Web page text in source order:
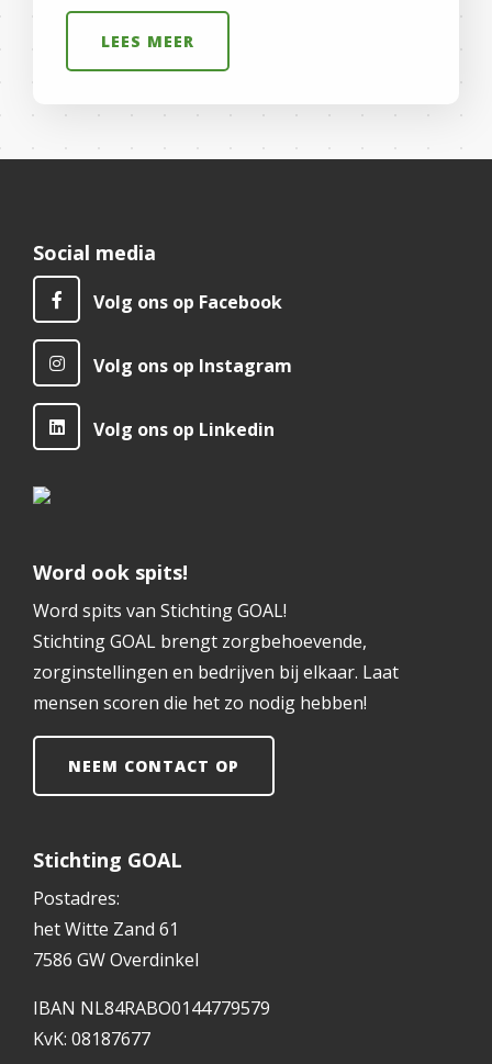
LEES MEER
Social media
Volg ons op Facebook
Volg ons op Instagram
Volg ons op Linkedin
Word ook spits!
Word spits van Stichting GOAL!
Stichting GOAL brengt zorgbehoevende,
zorginstellingen en bedrijven bij elkaar. Laat
mensen scoren die het zo nodig hebben!
NEEM CONTACT OP
Stichting GOAL
Postadres:
het Witte Zand 61
7586 GW Overdinkel
IBAN NL84RABO0144779579
KvK: 08187677